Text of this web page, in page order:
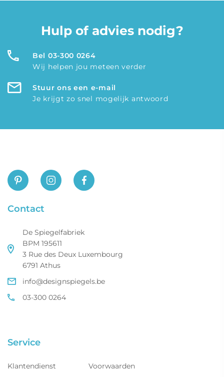
Hulp of advies nodig?
Bel 03-300 0264
Wij helpen jou meteen verder
Stuur ons een e-mail
Je krijgt zo snel mogelijk antwoord
Contact
De Spiegelfabriek
BPM 195611
3 Rue des Deux Luxembourg
6791 Athus
info@designspiegels.be
03-300 0264
Service
Klantendienst
Voorwaarden